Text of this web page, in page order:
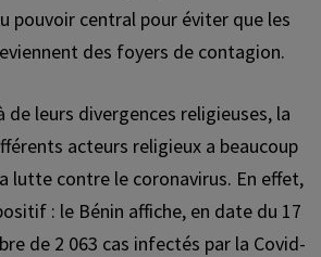
pouvoir central pour éviter que les
des foyers de contagion.
de leurs divergences religieuses, la
acteurs religieux a beaucoup
lutte contre le coronavirus. En effet,
: le Bénin affiche, en date du 17
de 2 063 cas infectés par la Covid-